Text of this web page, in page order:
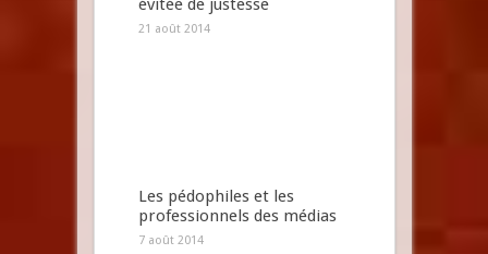
évitée de justesse
21 août 2014
Les pédophiles et les
professionnels des médias
7 août 2014